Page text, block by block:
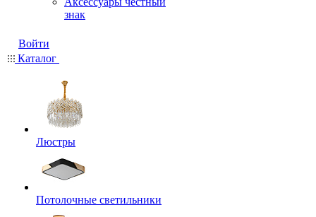
знак
Войти
Каталог
Люстры
Потолочные светильники